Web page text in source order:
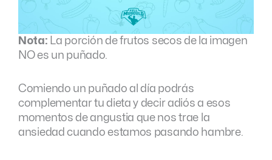
Nota: La porción de frutos secos de la imagen
NO es un puñado.
Comiendo un puñado al día podrás
complementar tu dieta y decir adiós a esos
momentos de angustia que nos trae la
ansiedad cuando estamos pasando hambre.